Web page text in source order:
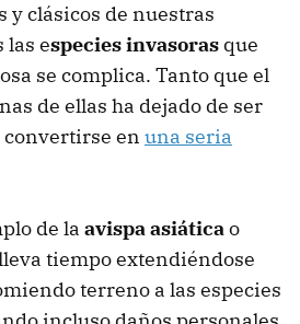
y clásicos de nuestras
las especies invasoras que
se complica. Tanto que el
de ellas ha dejado de ser
convertirse en una seria
de la avispa asiáticao
tiempo extendiéndose
terreno a las especies